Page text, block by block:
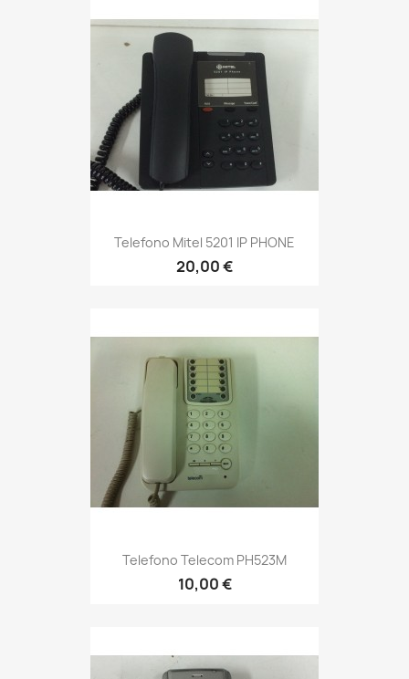
Telefono Mitel 5201 IP PHONE
20,00 €
Telefono Telecom PH523M
10,00 €